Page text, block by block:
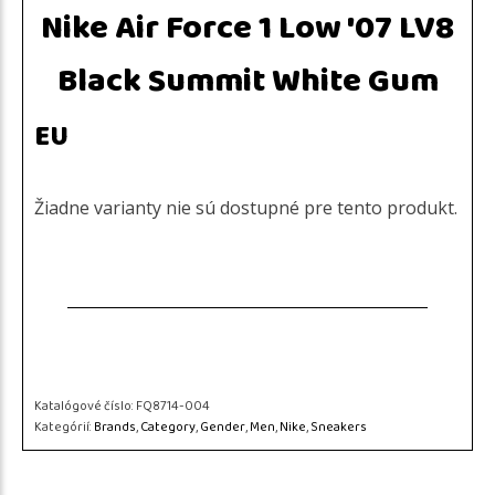
Nike Air Force 1 Low '07 LV8
Black Summit White Gum
EU
Žiadne varianty nie sú dostupné pre tento produkt.
Katalógové číslo:FQ8714-004
Kategórií:Brands,Category,Gender,Men,Nike,Sneakers